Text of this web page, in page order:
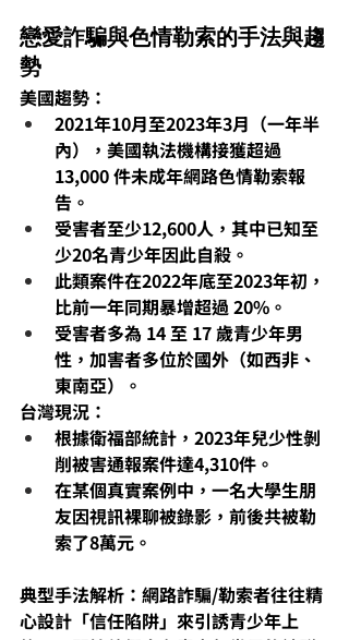
戀愛詐騙與色情勒索的手法與趨
勢
美國趨勢：
2021年10月至2023年3月（一年半
內），美國執法機構接獲超過
13,000 件未成年網路色情勒索報
告。
受害者至少12,600人，其中已知至
少20名青少年因此自殺。
此類案件在2022年底至2023年初，
比前一年同期暴增超過 20%。
受害者多為 14 至 17 歲青少年男
性，加害者多位於國外（如西非、
東南亞）。
台灣現況：
根據衛福部統計，2023年兒少性剝
削被害通報案件達4,310件。
在某個真實案例中，一名大學生朋
友因視訊裸聊被錄影，前後共被勒
索了8萬元。
典型手法解析：網路詐騙/勒索者往往精
心設計「信任陷阱」來引誘青少年上